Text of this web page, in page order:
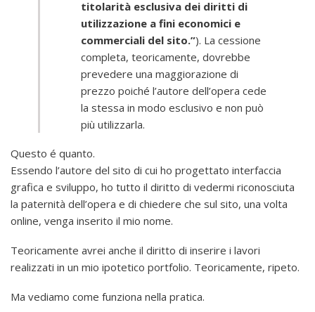
titolarità esclusiva dei diritti di
utilizzazione a fini economici e
commerciali del sito.”). La cessione
completa, teoricamente, dovrebbe
prevedere una maggiorazione di
prezzo poiché l’autore dell’opera cede
la stessa in modo esclusivo e non può
più utilizzarla.
Questo é quanto.
Essendo l’autore del sito di cui ho progettato interfaccia
grafica e sviluppo, ho tutto il diritto di vedermi riconosciuta
la paternità dell’opera e di chiedere che sul sito, una volta
online, venga inserito il mio nome.
Teoricamente avrei anche il diritto di inserire i lavori
realizzati in un mio ipotetico portfolio. Teoricamente, ripeto.
Ma vediamo come funziona nella pratica.